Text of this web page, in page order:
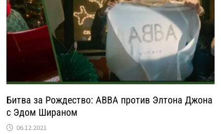
Битва за Рождество: ABBA против Элтона Джона
с Эдом Шираном
06.12.2021